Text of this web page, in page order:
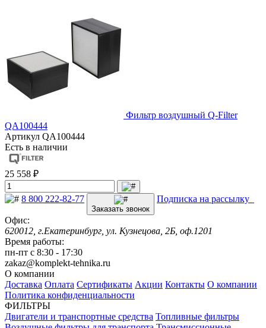
Фильтр воздушный Q-Filter
QA100444
Артикул QA100444
Есть в наличии
25 558 ₽
8 800 222-82-77
Заказать звонок
Подписка на рассылку
Офис:
620012, г.Екатеринбург, ул. Кузнецова, 2Б, оф.1201
Время работы:
пн-пт с 8:30 - 17:30
zakaz@komplekt-tehnika.ru
О компании
Доставка Оплата Сертификаты Акции Контакты О компании
Политика конфиденциальности
ФИЛЬТРЫ
Двигатели и транспортные средства Топливные фильтры